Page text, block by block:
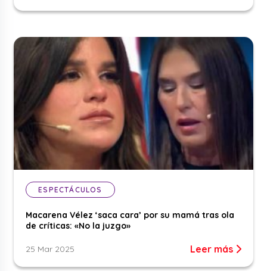
ESPECTÁCULOS
Macarena Vélez ‘saca cara’ por su mamá tras ola
de críticas: «No la juzgo»
25 Mar 2025 Leer más